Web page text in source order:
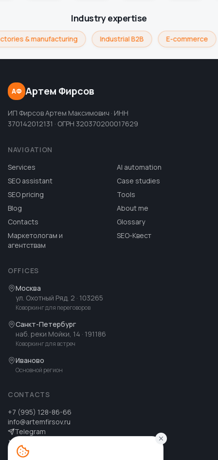
Industry expertise
& manufacturing Industrial B2B E-commerce
АФ Артем Фирсов
ИП Фирсов Артем Максимович · ИНН
370142012131 · ОГРН 320370200017629
NAVIGATION
Services
AI automation
SEO assistant
Case studies
SEO pricing
Tools
Blog
About me
Contacts
Glossary
Маркетологам и
агентствам
SEO-Квест
OFFICES
Москва
ул. Охотный Ряд, 2 · 103265
Коворкинг для переговоров
Санкт-Петербург
наб. реки Мойки, 14 · 191186
Коворкинг для встреч
Иваново
Основной регион
CONTACTS
+7 (995) 128-86-66
info@artemfirsov.ru
Telegram
MAX MAX